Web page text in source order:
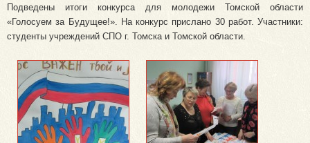
Подведены итоги конкурса для молодежи Томской области
«Голосуем за Будущее!». На конкурс прислано 30 работ. Участники:
студенты учреждений СПО г. Томска и Томской области.